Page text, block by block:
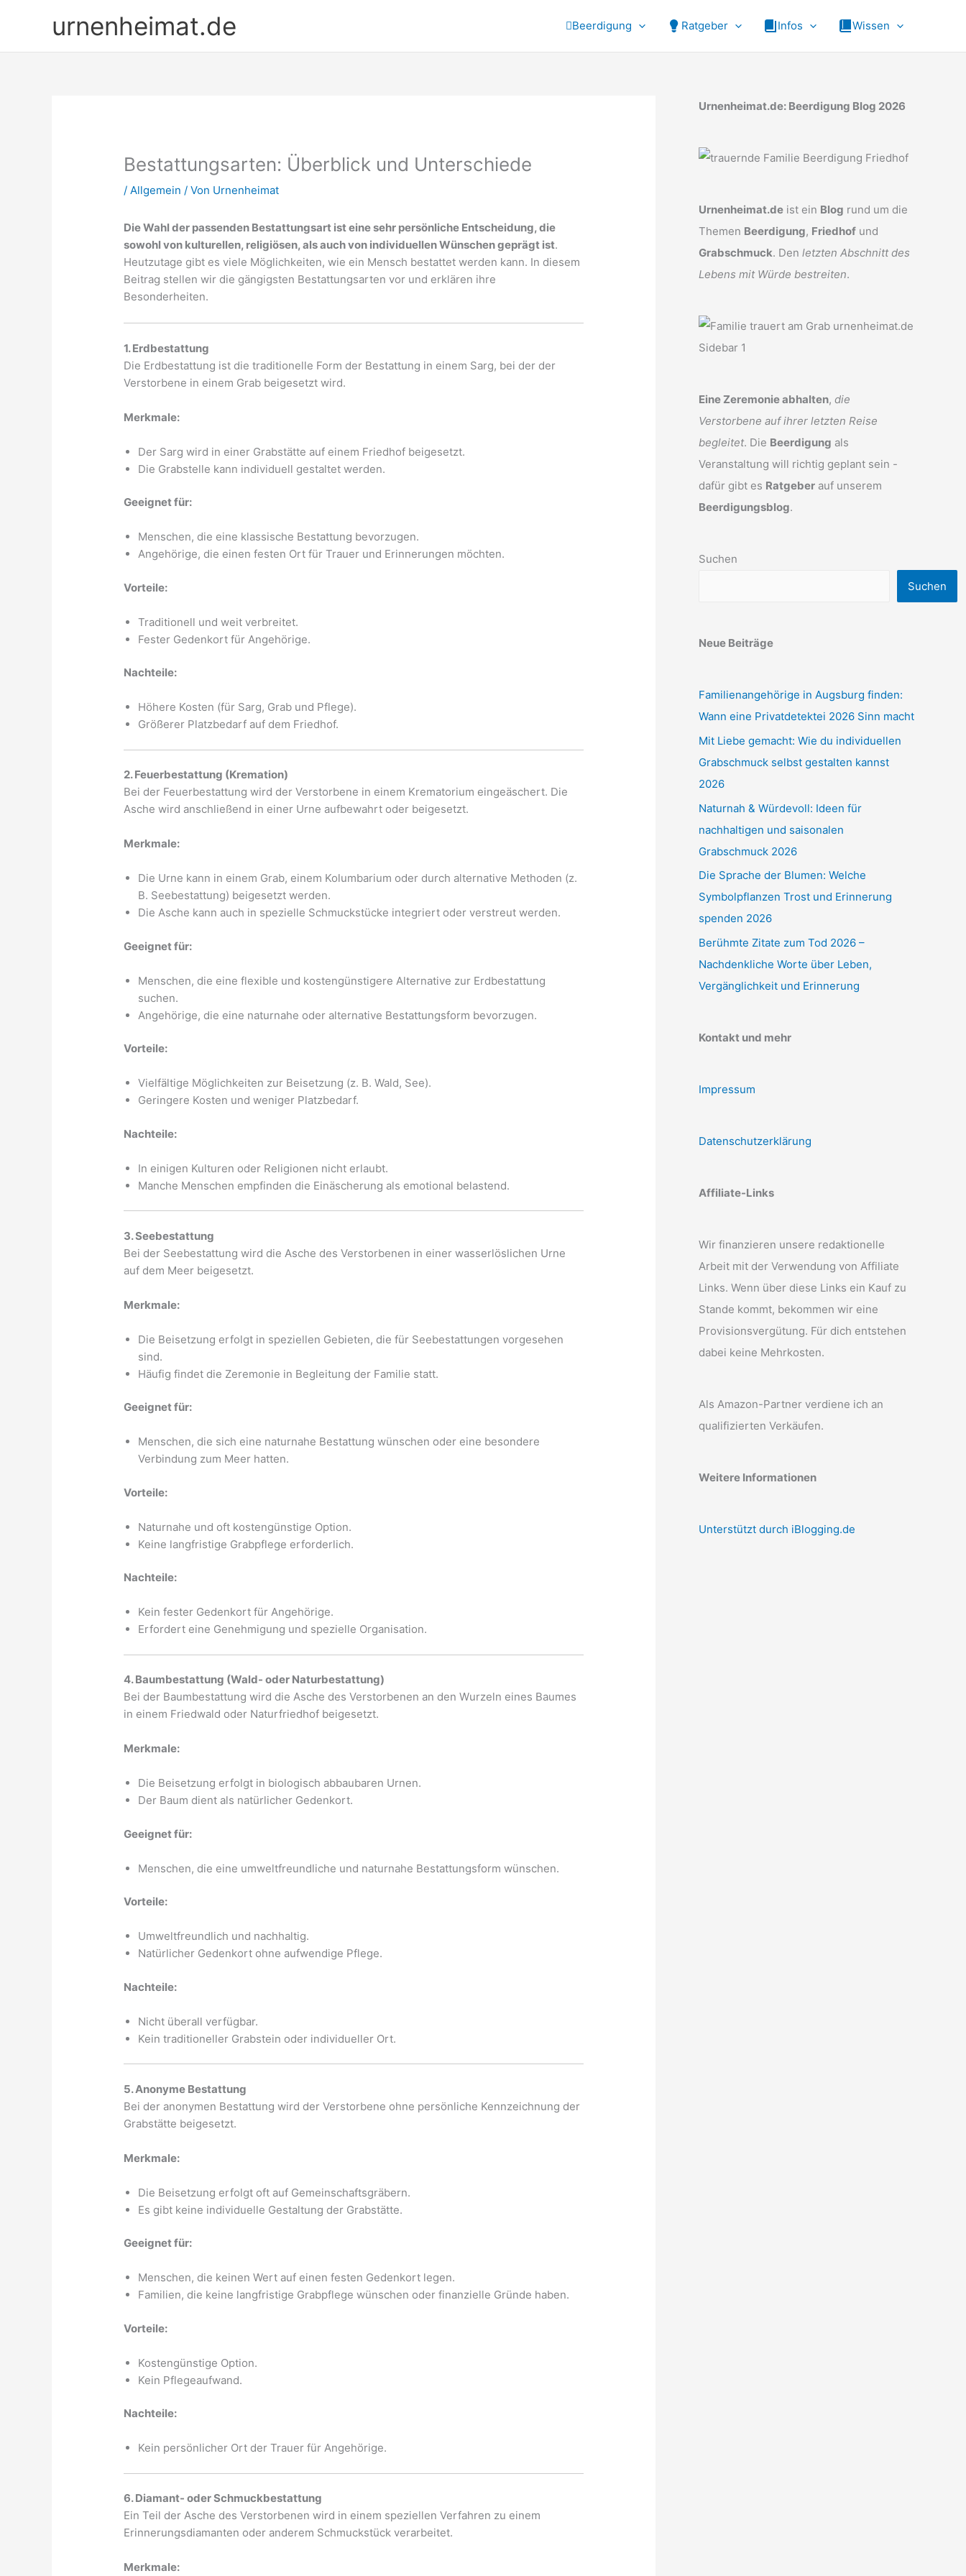
urnenheimat.de Beerdigung Ratgeber Infos Wissen
Bestattungsarten: Überblick und Unterschiede
/Allgemein / Von Urnenheimat
Die Wahl der passenden Bestattungsart ist eine sehr persönliche Entscheidung, die
sowohl von kulturellen, religiösen, als auch von individuellen Wünschen geprägt ist.
Heutzutage gibt es viele Möglichkeiten, wie ein Mensch bestattet werden kann. In diesem
Beitrag stellen wir die gängigsten Bestattungsarten vor und erklären ihre
Besonderheiten.
1. Erdbestattung
Die Erdbestattung ist die traditionelle Form der Bestattung in einem Sarg, bei der der
Verstorbene in einem Grab beigesetzt wird.
Merkmale:
Der Sarg wird in einer Grabstätte auf einem Friedhof beigesetzt.
Die Grabstelle kann individuell gestaltet werden.
Geeignet für:
Menschen, die eine klassische Bestattung bevorzugen.
Angehörige, die einen festen Ort für Trauer und Erinnerungen möchten.
Vorteile:
Traditionell und weit verbreitet.
Fester Gedenkort für Angehörige.
Nachteile:
Höhere Kosten (für Sarg, Grab und Pflege).
Größerer Platzbedarf auf dem Friedhof.
2. Feuerbestattung (Kremation)
Bei der Feuerbestattung wird der Verstorbene in einem Krematorium eingeäschert. Die
Asche wird anschließend in einer Urne aufbewahrt oder beigesetzt.
Merkmale:
Die Urne kann in einem Grab, einem Kolumbarium oder durch alternative Methoden (z.
B. Seebestattung) beigesetzt werden.
Die Asche kann auch in spezielle Schmuckstücke integriert oder verstreut werden.
Geeignet für:
Menschen, die eine flexible und kostengünstigere Alternative zur Erdbestattung
suchen.
Angehörige, die eine naturnahe oder alternative Bestattungsform bevorzugen.
Vorteile:
Vielfältige Möglichkeiten zur Beisetzung (z. B. Wald, See).
Geringere Kosten und weniger Platzbedarf.
Nachteile:
In einigen Kulturen oder Religionen nicht erlaubt.
Manche Menschen empfinden die Einäscherung als emotional belastend.
3. Seebestattung
Bei der Seebestattung wird die Asche des Verstorbenen in einer wasserlöslichen Urne
auf dem Meer beigesetzt.
Merkmale:
Die Beisetzung erfolgt in speziellen Gebieten, die für Seebestattungen vorgesehen
sind.
Häufig findet die Zeremonie in Begleitung der Familie statt.
Geeignet für:
Menschen, die sich eine naturnahe Bestattung wünschen oder eine besondere
Verbindung zum Meer hatten.
Vorteile:
Naturnahe und oft kostengünstige Option.
Keine langfristige Grabpflege erforderlich.
Nachteile:
Kein fester Gedenkort für Angehörige.
Erfordert eine Genehmigung und spezielle Organisation.
4. Baumbestattung (Wald- oder Naturbestattung)
Bei der Baumbestattung wird die Asche des Verstorbenen an den Wurzeln eines Baumes
in einem Friedwald oder Naturfriedhof beigesetzt.
Merkmale:
Die Beisetzung erfolgt in biologisch abbaubaren Urnen.
Der Baum dient als natürlicher Gedenkort.
Geeignet für:
Menschen, die eine umweltfreundliche und naturnahe Bestattungsform wünschen.
Vorteile:
Umweltfreundlich und nachhaltig.
Natürlicher Gedenkort ohne aufwendige Pflege.
Nachteile:
Nicht überall verfügbar.
Kein traditioneller Grabstein oder individueller Ort.
5. Anonyme Bestattung
Bei der anonymen Bestattung wird der Verstorbene ohne persönliche Kennzeichnung der
Grabstätte beigesetzt.
Merkmale:
Die Beisetzung erfolgt oft auf Gemeinschaftsgräbern.
Es gibt keine individuelle Gestaltung der Grabstätte.
Geeignet für:
Menschen, die keinen Wert auf einen festen Gedenkort legen.
Familien, die keine langfristige Grabpflege wünschen oder finanzielle Gründe haben.
Vorteile:
Kostengünstige Option.
Kein Pflegeaufwand.
Nachteile:
Kein persönlicher Ort der Trauer für Angehörige.
6. Diamant- oder Schmuckbestattung
Ein Teil der Asche des Verstorbenen wird in einem speziellen Verfahren zu einem
Erinnerungsdiamanten oder anderem Schmuckstück verarbeitet.
Merkmale:
Urnenheimat.de: Beerdigung Blog 2026
Urnenheimat.de ist ein Blog rund um die
Themen Beerdigung, Friedhof und
Grabschmuck. Den letzten Abschnitt des
Lebens mit Würde bestreiten.
Eine Zeremonie abhalten, die
Verstorbene auf ihrer letzten Reise
begleitet. Die Beerdigung als
Veranstaltung will richtig geplant sein -
dafür gibt es Ratgeber auf unserem
Beerdigungsblog.
Suchen
Suchen
Neue Beiträge
Familienangehörige in Augsburg finden:
Wann eine Privatdetektei 2026 Sinn macht
Mit Liebe gemacht: Wie du individuellen
Grabschmuck selbst gestalten kannst
2026
Naturnah & Würdevoll: Ideen für
nachhaltigen und saisonalen
Grabschmuck 2026
Die Sprache der Blumen: Welche
Symbolpflanzen Trost und Erinnerung
spenden 2026
Berühmte Zitate zum Tod 2026 –
Nachdenkliche Worte über Leben,
Vergänglichkeit und Erinnerung
Kontakt und mehr
Impressum
Datenschutzerklärung
Affiliate-Links
Wir finanzieren unsere redaktionelle
Arbeit mit der Verwendung von Affiliate
Links. Wenn über diese Links ein Kauf zu
Stande kommt, bekommen wir eine
Provisionsvergütung. Für dich entstehen
dabei keine Mehrkosten.
Als Amazon-Partner verdiene ich an
qualifizierten Verkäufen.
Weitere Informationen
Unterstützt durch iBlogging.de